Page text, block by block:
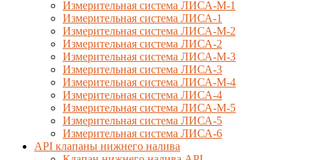
Измерительная система ЛИСА-М-1
Измерительная система ЛИСА-1
Измерительная система ЛИСА-М-2
Измерительная система ЛИСА-2
Измерительная система ЛИСА-М-3
Измерительная система ЛИСА-3
Измерительная система ЛИСА-М-4
Измерительная система ЛИСА-4
Измерительная система ЛИСА-М-5
Измерительная система ЛИСА-5
Измерительная система ЛИСА-6
API клапаны нижнего налива